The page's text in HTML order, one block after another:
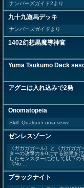
ナンバーズガイド2より
九十九遊馬デッキ
ナンバーズガイドより
1402幻想黒魔導神官
Yuma Tsukumo Deck
アグニは入れ込みで2発
Onomatopeia
Skill: Qualquer uma serve
ゼンレスゾーン
《ガガガガール》と《ガガガ
ターの攻撃力を0にする効果を
したモンスターに対して以下
《No....
ブラックナイト